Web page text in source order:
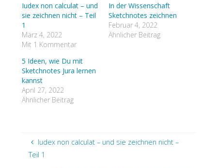
Iudex non calculat – und
sie zeichnen nicht – Teil
1
März 4, 2022
Mit 1 Kommentar
In der Wissenschaft
Sketchnotes zeichnen
Februar 4, 2022
Ähnlicher Beitrag
5 Ideen, wie Du mit
Sketchnotes Jura lernen
kannst
April 27, 2022
Ähnlicher Beitrag
Iudex non calculat – und sie zeichnen nicht –
Teil 1